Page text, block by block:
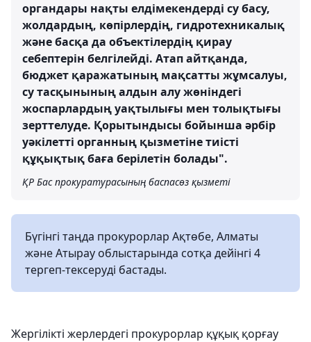
органдары нақты елдімекендерді су басу,
жолдардың, көпірлердің, гидротехникалық
және басқа да объектілердің қирау
себептерін белгілейді. Атап айтқанда,
бюджет қаражатының мақсатты жұмсалуы,
су тасқынының алдын алу жөніндегі
жоспарлардың уақтылығы мен толықтығы
зерттелуде. Қорытындысы бойынша әрбір
уәкілетті органның қызметіне тиісті
құқықтық баға берілетін болады".
ҚР Бас прокуратурасының баспасөз қызметі
Бүгінгі таңда прокурорлар Ақтөбе, Алматы
және Атырау облыстарында сотқа дейінгі 4
тергеп-тексеруді бастады.
Жергілікті жерлердегі прокурорлар құқық қорғау